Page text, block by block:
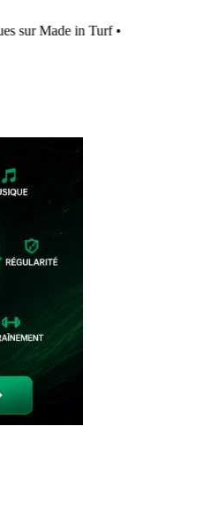
sur Made in Turf •